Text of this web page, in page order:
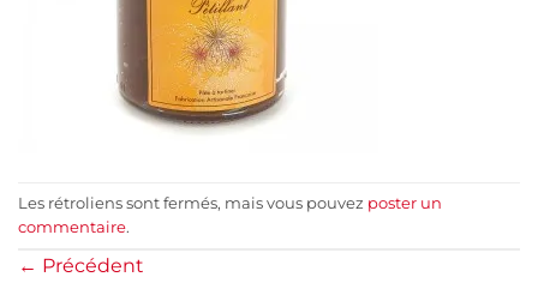
Les rétroliens sont fermés, mais vous pouvez poster un
commentaire.
← Précédent